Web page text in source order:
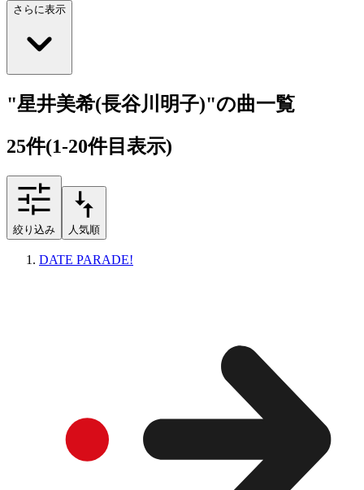
さらに表示
"星井美希(長谷川明子)"の曲一覧
25件(1-20件目表示)
絞り込み 人気順
DATE PARADE!